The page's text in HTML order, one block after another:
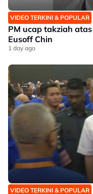
VIDEO TERKINI & POPULAR
PM ucap takziah
Eusoff Chin
1 day ago
VIDEO TERKINI & POPULAR